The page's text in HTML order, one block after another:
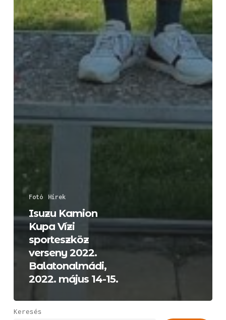
Fotó Hírek
Isuzu Kamion
Kupa Vízi
sporteszköz
verseny 2022.
Balatonalmádi,
2022. május 14-15.
Keresés